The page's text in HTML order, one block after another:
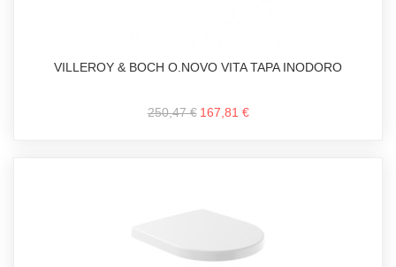
VILLEROY & BOCH O.NOVO VITA TAPA INODORO
250,47 € 167,81 €